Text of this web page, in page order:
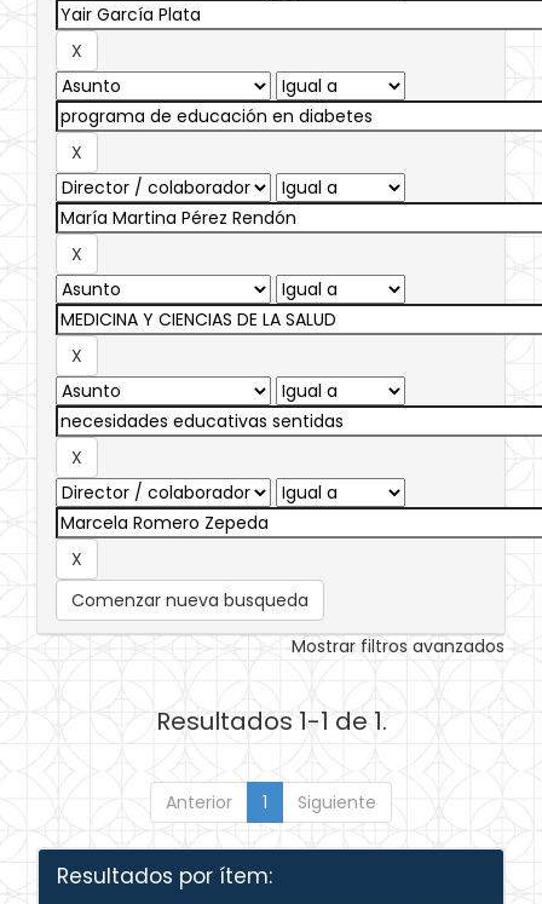
Comenzar nueva busqueda
Mostrar filtros avanzados
Resultados 1-1 de 1.
Anterior 1 Siguiente
Resultados por ítem: